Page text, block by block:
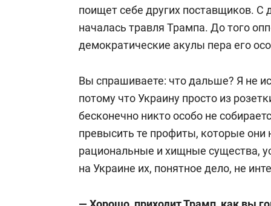
поищет себе других поставщиков. С
началась травля Трампа. До того
демократические акулы пера его
Вы спрашиваете: что дальше? Я не
потому что Украину просто из
бесконечно никто особо не
превысить те профиты, которые они
рациональные и хищные существа,
на Украине их, понятное дело, не